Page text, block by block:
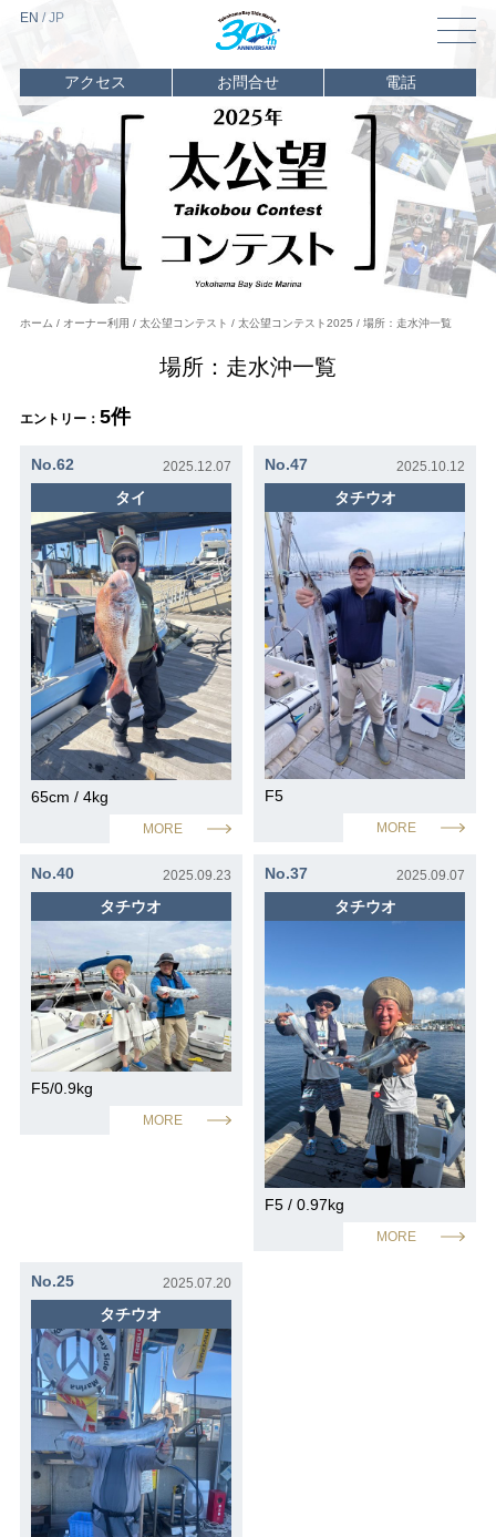
トップ
マリーナ情報
海遊び 情報
レンタル・チャーター
イベント
ビジターバース
オーナー
オーナー利用TOP
マリーナご利用ガイド
メンテナンス
オーナー様優先駐車場のご案内
大公望コンテスト
アクセス お問合せ 電話
EN /J P
ホーム オーナー利用 太公望コンテスト 太公望コンテスト2025 場所：走水沖一覧
場所：走水沖一覧
エントリー： 5件
No.62 2025.12.07
タイ
65cm / 4kg
MORE
No.47 2025.10.12
タチウオ
F5
MORE
No.40 2025.09.23
タチウオ
F5/0.9kg
MORE
No.37 2025.09.07
タチウオ
F5 / 0.97kg
MORE
No.25 2025.07.20
タチウオ